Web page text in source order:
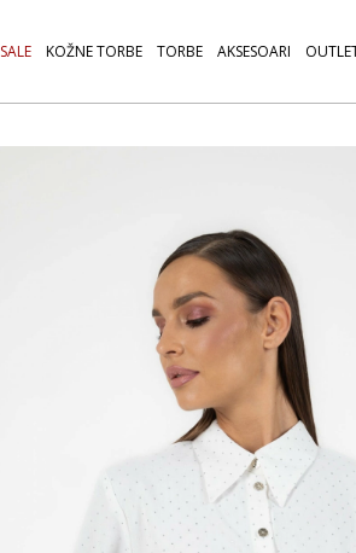
SALE KOŽNE TORBE TORBE AKSESOARI